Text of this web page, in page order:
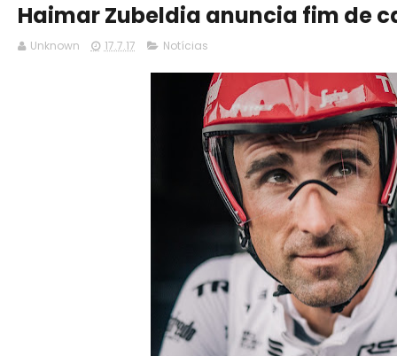
Haimar Zubeldia anuncia fim de
Unknown 17.7.17 Notícias